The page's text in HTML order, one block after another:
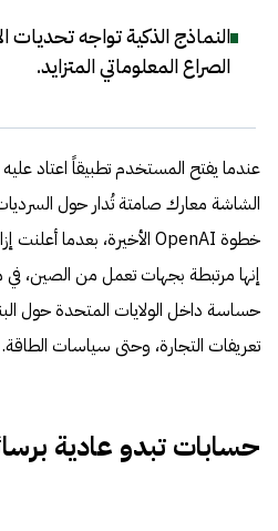
النماذج الذكية تواجه
الصراع المعلوماتي المتزايد.
عندما يفتح المستخدم تطبيقاً اعتاد
الشاشة معارك صامتة تُدار حول
إنها مرتبطة بجهات تعمل من الصين، في
حساسة داخل الولايات المتحدة حول
تعريفات التجارة، وحتى سياسات الطاقة.
حسابات تبدو عادية